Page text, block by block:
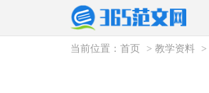
当前位置： 首页 > 教学资料 >